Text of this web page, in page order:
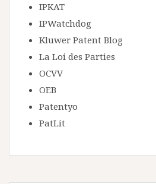
IPKAT
IPWatchdog
Kluwer Patent Blog
La Loi des Parties
OCVV
OEB
Patentyo
PatLit